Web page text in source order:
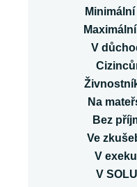
V
Na
Bez
Ve
V
V